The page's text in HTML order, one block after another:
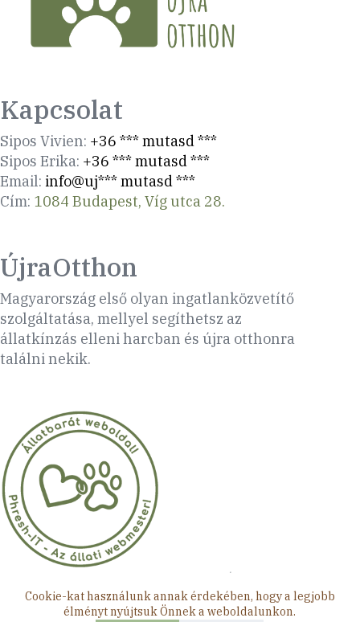
Cookie-kat használunk annak érdekében, hogy a legjobb
élményt nyújtsuk Önnek a weboldalunkon.
Kapcsolat
Sipos Vivien: +36 *** mutasd ***
Sipos Erika: +36 *** mutasd ***
Email: info@uj*** mutasd ***
Cím: 1084 Budapest, Víg utca 28.
ÚjraOtthon
Magyarország első olyan ingatlanközvetítő
szolgáltatása, mellyel segíthetsz az
állatkínzás elleni harcban és újra otthonra
találni nekik.